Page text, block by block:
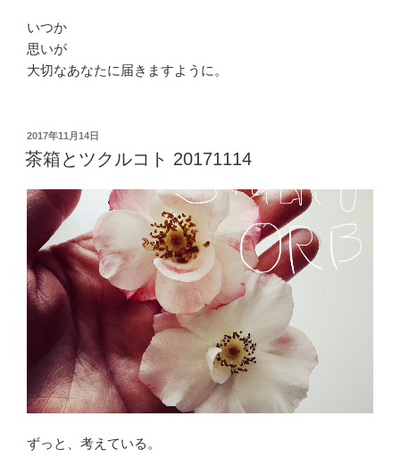
いつか
思いが
大切なあなたに届きますように。
投
稿
日:
2017年11月14日
茶箱とツクルコト 20171114
ずっと、考えている。